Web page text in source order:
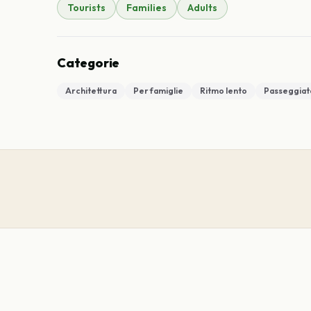
Tourists Families Adults
Categorie
Architettura Per famiglie Ritmo lento